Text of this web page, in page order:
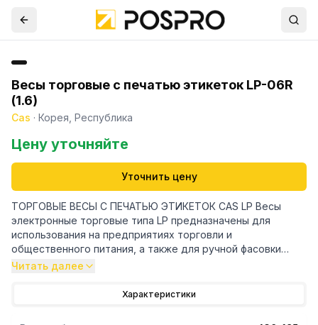
Весы торговые с печатью этикеток LP-06R
(1.6)
Cas · Корея, Республика
Цену уточняйте
Уточнить цену
ТОРГОВЫЕ ВЕСЫ С ПЕЧАТЬЮ ЭТИКЕТОК CAS LP Весы
электронные торговые типа LP предназначены для
использования на предприятиях торговли и
общественного питания, а также для ручной фасовки
продуктов. Весы могут применяться и в других отраслях
нержавеющей стали для пищевых продуктов.
Читать далее
Характеристики